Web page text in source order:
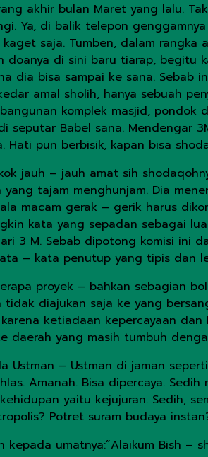
akhir bulan Maret yang lalu.
Ya, di balik telepon
saja. Tumben, dalam
doanya di sini baru tiarap, begitu
bisa sampai ke sana. Sebab
amal sholih, hanya sebuah
komplek masjid, pondok
Babel sana. Mendengar
pun berbisik, kapan bisa
jauh – jauh amat sih
tajam menghunjam. Dia
macam gerak – gerik harus
kata yang sepadan sebagai
3 M. Sebab dipotong komisi ini
– kata penutup yang tipis dan
proyek – bahkan sebagian
diajukan saja ke yang
ketiadaan kepercayaan
daerah yang masih tumbuh
Ustman – Ustman di jaman
Amanah. Bisa dipercaya.
yaitu kejujuran. Sedih,
Potret suram budaya
umatnya:”Alaikum Bish –